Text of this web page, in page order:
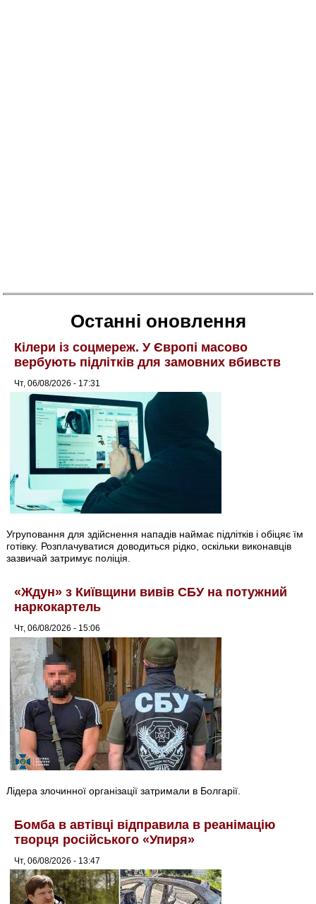
Останні оновлення
Кілери із соцмереж. У Європі масово
вербують підлітків для замовних вбивств
Чт, 06/08/2026 - 17:31
Угруповання для здійснення нападів наймає підлітків і обіцяє їм
готівку. Розплачуватися доводиться рідко, оскільки виконавців
зазвичай затримує поліція.
«Ждун» з Київщини вивів СБУ на потужний
наркокартель
Чт, 06/08/2026 - 15:06
Лідера злочинної організації затримали в Болгарії.
Бомба в автівці відправила в реанімацію
творця російського «Упиря»
Чт, 06/08/2026 - 13:47